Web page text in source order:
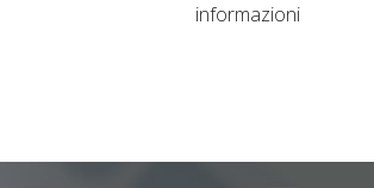
informazioni